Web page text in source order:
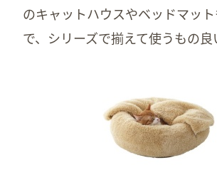
のキャットハウスやベッドマッ
で、シリーズで揃えて使うもの良